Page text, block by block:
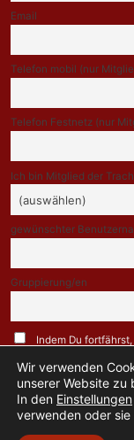
Email
Telefon mobil (nur
Telefon Festnetz (nur
Ich bin Mitglied der
gewünschter
Gruppierung/en
Indem Du
Wir verwenden
unserer Website zu
In den Einstellungen
verwenden oder sie